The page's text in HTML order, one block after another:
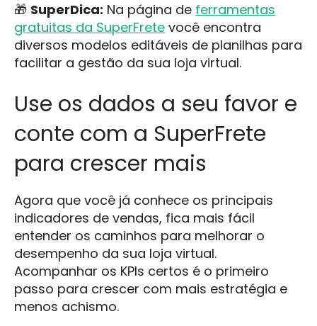
🎁 SuperDica: Na página de ferramentas
gratuitas da SuperFrete você encontra
diversos modelos editáveis de planilhas para
facilitar a gestão da sua loja virtual.
Use os dados a seu favor e
conte com a SuperFrete
para crescer mais
Agora que você já conhece os principais
indicadores de vendas, fica mais fácil
entender os caminhos para melhorar o
desempenho da sua loja virtual.
Acompanhar os KPIs certos é o primeiro
passo para crescer com mais estratégia e
menos achismo.